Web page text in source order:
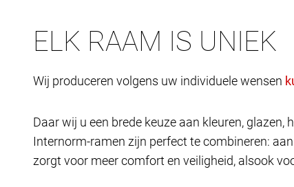
ELK RAAM IS UNIEK
Wij produceren volgens uw individuele wensen
Daar wij u een brede keuze aan kleuren,
Internorm-ramen zijn perfect te combineren:
zorgt voor meer comfort en veiligheid, alsook